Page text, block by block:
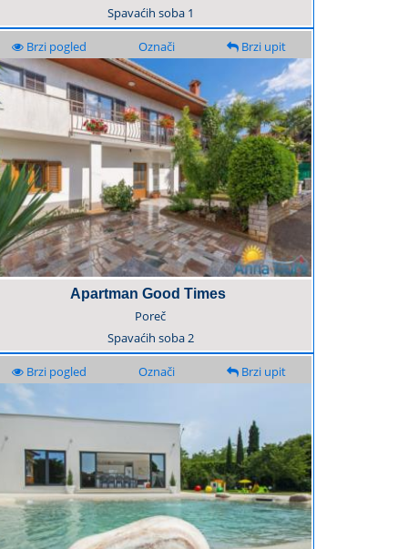
Spavaćih soba 1
Brzi pogled Označi Brzi upit
Apartman Good Times
Poreč
Spavaćih soba2
Brzi pogled Označi Brzi upit